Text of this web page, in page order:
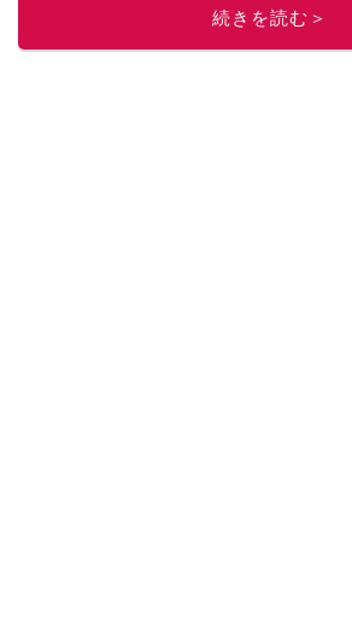
続きを読む＞